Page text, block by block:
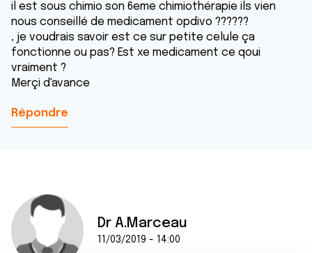
il est sous chimio son 6eme chimiothérapie ils vien
nous conseillé de medicament opdivo ??????
, je voudrais savoir est ce sur petite celule ça
fonctionne ou pas? Est xe medicament ce qoui
vraiment ?
Merçi d'avance
Répondre
Dr A.Marceau
11/03/2019 - 14:00